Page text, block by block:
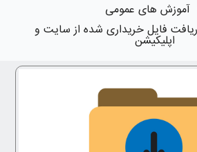
آموزش های عمومی
فایل خریداری شده از سایت و
اپلیکیشن